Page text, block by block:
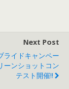
Next Post
ライドキャンペー
ーンショットコン
テスト開催!!